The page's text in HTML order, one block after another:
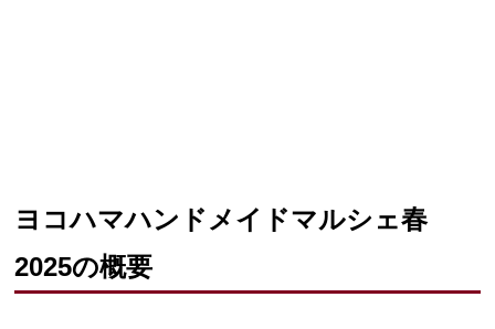
ヨコハマハンドメイドマルシェ春
2025の概要